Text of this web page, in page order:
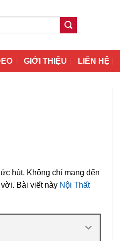
GIỚI THIỆU LIÊN HỆ
hút. Không chỉ mang đến
Bài viết này Nội Thất